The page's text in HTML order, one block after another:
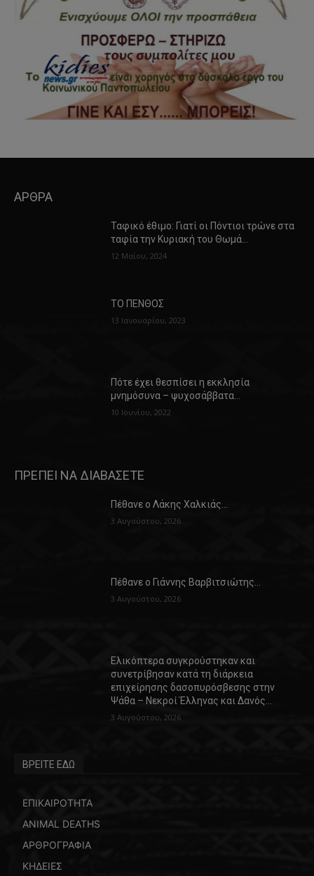
ΑΡΘΡΑ
Ταφικό έθιμο: Γιατί οι Πόντιοι τρώνε στα
ταφία την Κυριακή του Θωμά…
12 Μαΐου, 2024
ΤΟ ΠΕΝΘΟΣ
13 Ιανουαρίου, 2023
Πότε έχει θεσπίσει η εκκλησία
μνημόσυνα – ψυχοσάββατα…
10 Ιουνίου, 2022
ΠΡΕΠΕΙ ΝΑ ΔΙΑΒΑΣΕΤΕ
Πέθανε ο Λάκης Χαλκιάς…
3 Αυγούστου, 2026
Πέθανε ο Γιάννης Βαρβιτσιώτης…
3 Αυγούστου, 2026
Ελικόπτερα συγκρούστηκαν και
συνετρίβησαν κατά τη διάρκεια
επιχείρησης δασοπυρόσβεσης στην
Ψάθα – Νεκροί Έλληνας και Δανός…
3 Αυγούστου, 2026
ΒΡΕΙΤΕ ΕΔΩ
ΕΠΙΚΑΙΡΟΤΗΤΑ
ANIMAL DEATHS
ΑΡΘΡΟΓΡΑΦΙΑ
ΚΗΔΕΙΕΣ